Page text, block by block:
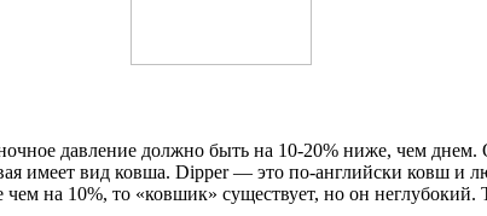
давление должно быть на 10-20% ниже, чем днем.
имеет вид ковша. Dipper — это по-английски ковш и
на 10%, то «ковшик» существует, но он